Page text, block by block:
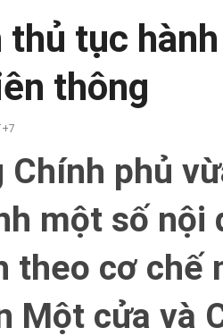
tục
thông
Chính phủ
một số
theo cơ
Một cửa và